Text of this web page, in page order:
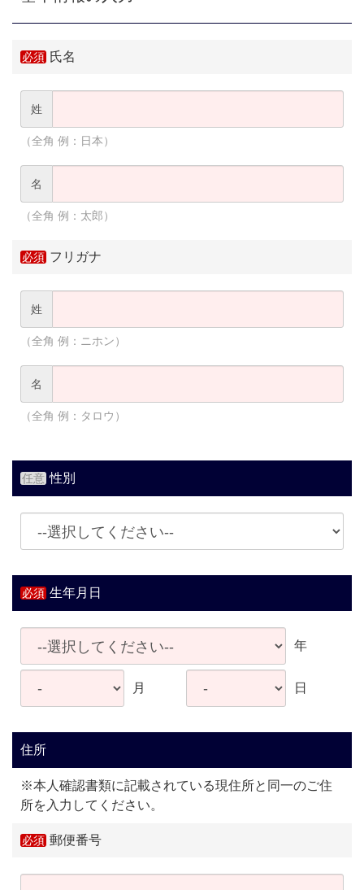
氏名
姓
（全角 例：日本）
名
（全角 例：太郎）
フリガナ
姓
（全角 例：ニホン）
名
（全角 例：タロウ）
性別
生年月日
年
月 日
住所
※本人確認書類に記載されている現住所と同一のご住
所を入力してください。
郵便番号